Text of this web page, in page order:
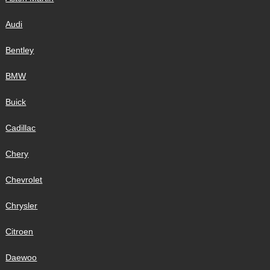
Audi
Bentley
BMW
Buick
Cadillac
Chery
Chevrolet
Chrysler
Citroen
Daewoo